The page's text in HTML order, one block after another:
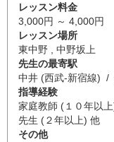
レッスン料金
3,000円 ～ 4,000円
レッスン場所
東中野 , 中野坂上
先生の最寄駅
中井 (西武-新宿線) /
指導経験
家庭教師 (１０年以
先生 (２年以上) 他
その他